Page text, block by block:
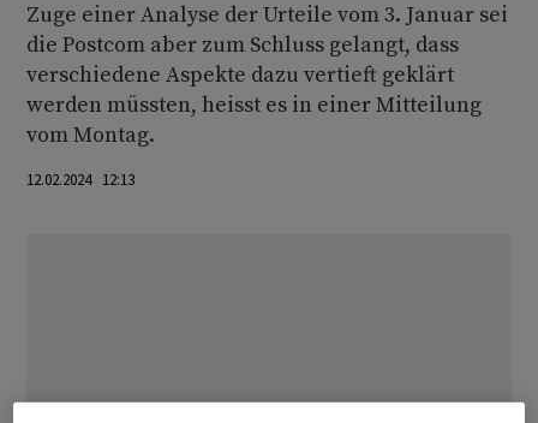
Zuge einer Analyse der Urteile vom 3. Januar sei
die Postcom aber zum Schluss gelangt, dass
verschiedene Aspekte dazu vertieft geklärt
werden müssten, heisst es in einer Mitteilung
vom Montag.
12.02.2024 12:13